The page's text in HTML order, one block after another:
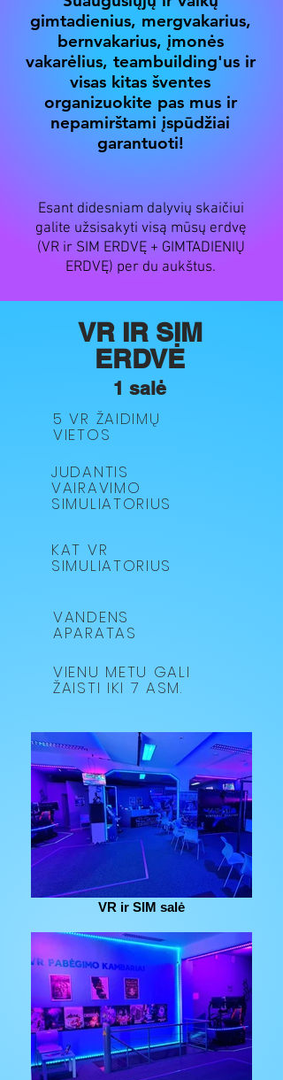
gimtadienius, mergvakarius,
bernvakarius, įmonės
vakarėlius, teambuilding'us ir
visas kitas šventes
organizuokite pas mus ir
nepamirštami įspūdžiai
garantuoti!
Esant didesniam dalyvių skaičiui
galite užsisakyti visą mūsų erdvę
(VR ir SIM ERDVĘ + GIMTADIENIŲ
ERDVĘ) per du aukštus.
VR IR SIM
ERDVĖ
1 salė
5 VR ŽAIDIMŲ
VIETOS
JUDANTIS
VAIRAVIMO
SIMULIATORIUS
KAT VR
SIMULIATORIUS
VANDENS
APARATAS
VIENU METU GALI
ŽAISTI IKI 7 ASM.
VR ir SIM salė